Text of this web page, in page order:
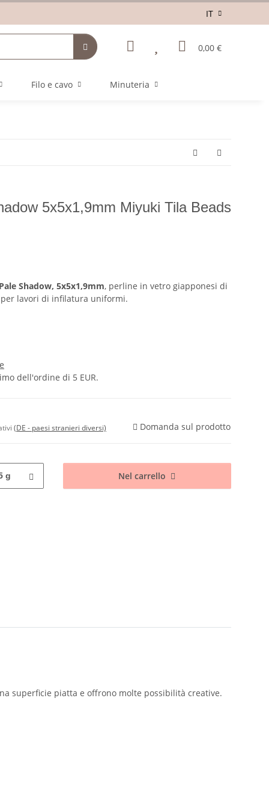
IT
0,00 €
Filo e cavo Minuteria
5x5x1,9mm Miyuki Tila Beads
Shadow, 5x5x1,9mm, perline in vetro giapponesi di
lavori di infilatura uniformi.
dell'ordine di 5 EUR.
(DE - paesi stranieri diversi) Domanda sul prodotto
g Nel carrello
superficie piatta e offrono molte possibilità creative.